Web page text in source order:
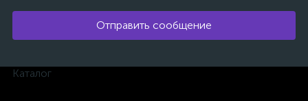
Отправить сообщение
Каталог